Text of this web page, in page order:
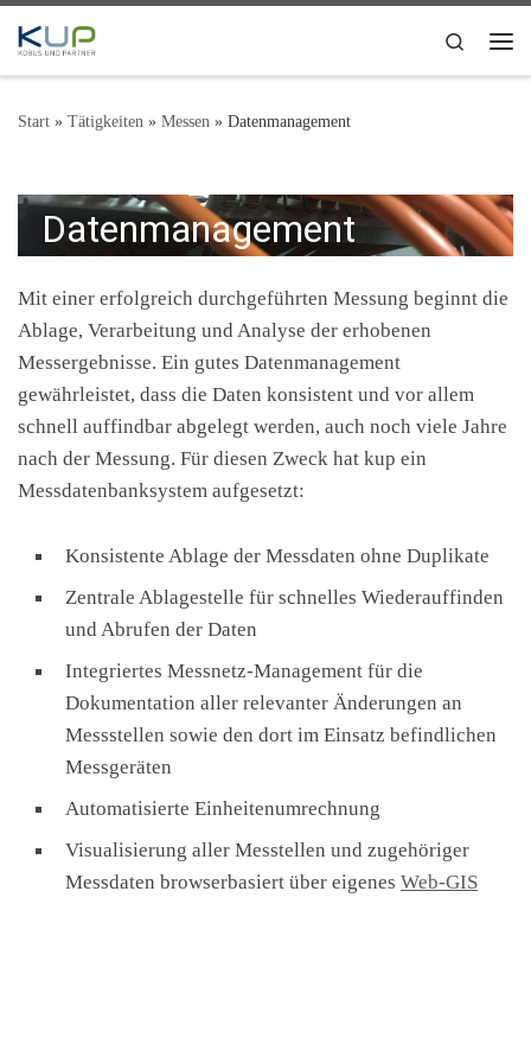
Zum Inhalt springen
Search
Start » Tätigkeiten » Messen » Datenmanagement
Datenmanagement
Mit einer erfolgreich durchgeführten Messung beginnt die
Ablage, Verarbeitung und Analyse der erhobenen
Messergebnisse. Ein gutes Datenmanagement
gewährleistet, dass die Daten konsistent und vor allem
schnell auffindbar abgelegt werden, auch noch viele Jahre
nach der Messung. Für diesen Zweck hat kup ein
Messdatenbanksystem aufgesetzt:
Konsistente Ablage der Messdaten ohne Duplikate
Zentrale Ablagestelle für schnelles Wiederauffinden
und Abrufen der Daten
Integriertes Messnetz-Management für die
Dokumentation aller relevanter Änderungen an
Messstellen sowie den dort im Einsatz befindlichen
Messgeräten
Automatisierte Einheitenumrechnung
Visualisierung aller Messtellen und zugehöriger
Messdaten browserbasiert über eigenes Web-GIS